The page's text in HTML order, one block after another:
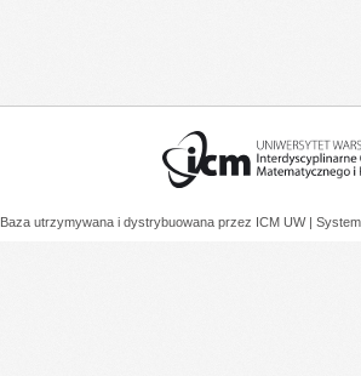
Baza utrzymywana i dystrybuowana przez ICM UW |